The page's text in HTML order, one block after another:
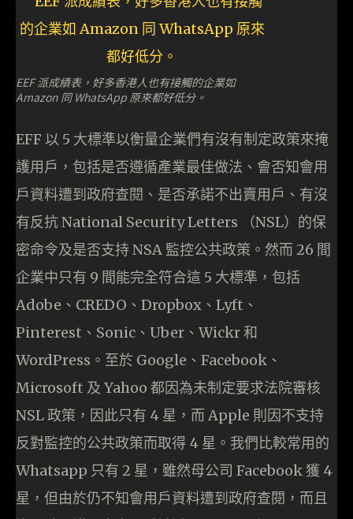
EEF 派成績表，好多香港人也有接觸的企業如
Amazon 同 WhatsApp 原來都好低分。
EFF 以 5 大標準以衡量企業們有沒有制定政策來掩
護用戶，包括是否遵循產業最佳做法、會否知會用
戶資料遭到政府查閱、是否承諾不出賣用戶、有沒
有反抗 National Security Letters （NSL）的保
密命令及是否支持 NSA 監控公共政策。然而 26 間
企業中只有 9 間能完全符合這 5 大標準，包括
Adobe、CREDO、Dropbox、Lyft、
Pinterest、Sonic、Uber、Wickr 和
WordPress。至於 Google、Facebook、
Microsoft 及 Yahoo 都因為未制定要求法院審核
NSL 政策，因此只有 4 星，而 Apple 則因不支持
反對監控的公共政策而取得 4 星。我們比較常用的
Whatsapp 只有 2 星，雖然母公司 Facebook 獲 4
星，但由於仍不知會用戶資料遭到政府查閱，而且